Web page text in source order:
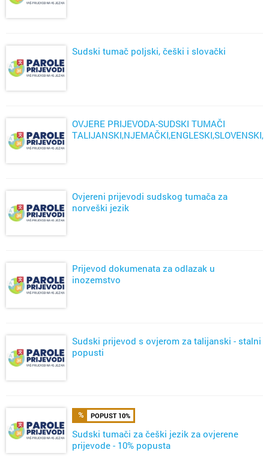
Sudski tumač poljski, češki i slovački
OVJERE PRIJEVODA-SUDSKI TUMAČI
Ovjereni prijevodi sudskog tumača za
norveški jezik
Prijevod dokumenata za odlazak u
inozemstvo
Sudski prijevod s ovjerom za talijanski - stalni
popusti
POPUST 10%
Sudski tumači za češki jezik za ovjerene
prijevode - 10% popusta